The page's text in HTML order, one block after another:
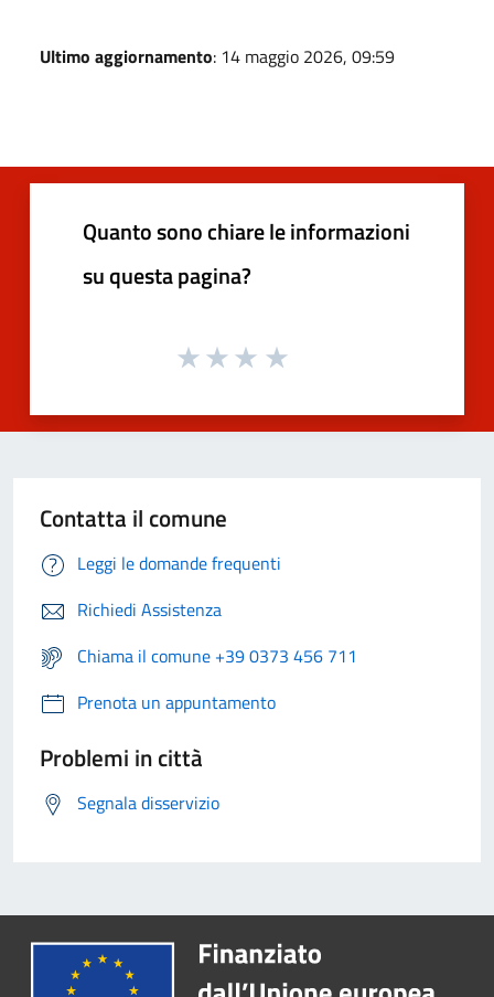
Ultimo aggiornamento: 14 maggio 2026, 09:59
Quanto sono chiare le informazioni
su questa pagina?
Contatta il comune
Leggi le domande frequenti
Richiedi Assistenza
Chiama il comune +39 0373 456 711
Prenota un appuntamento
Problemi in città
Segnala disservizio